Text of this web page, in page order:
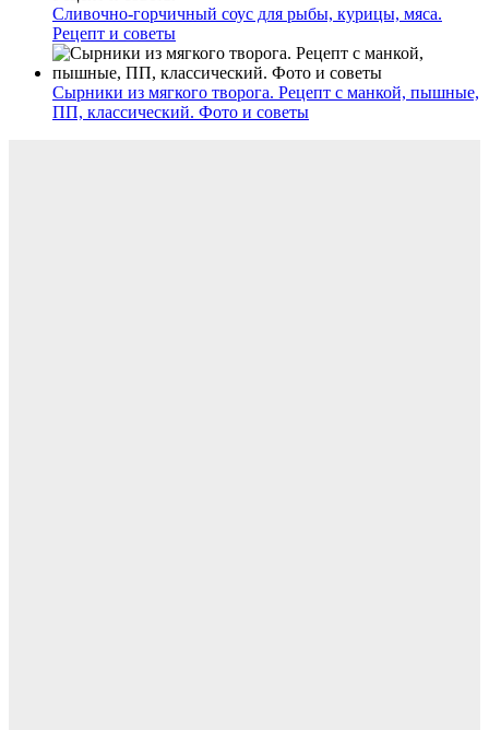
Сливочно-горчичный соус для рыбы, курицы, мяса.
Рецепт и советы
Сырники из мягкого творога. Рецепт с манкой, пышные,
ПП, классический. Фото и советы